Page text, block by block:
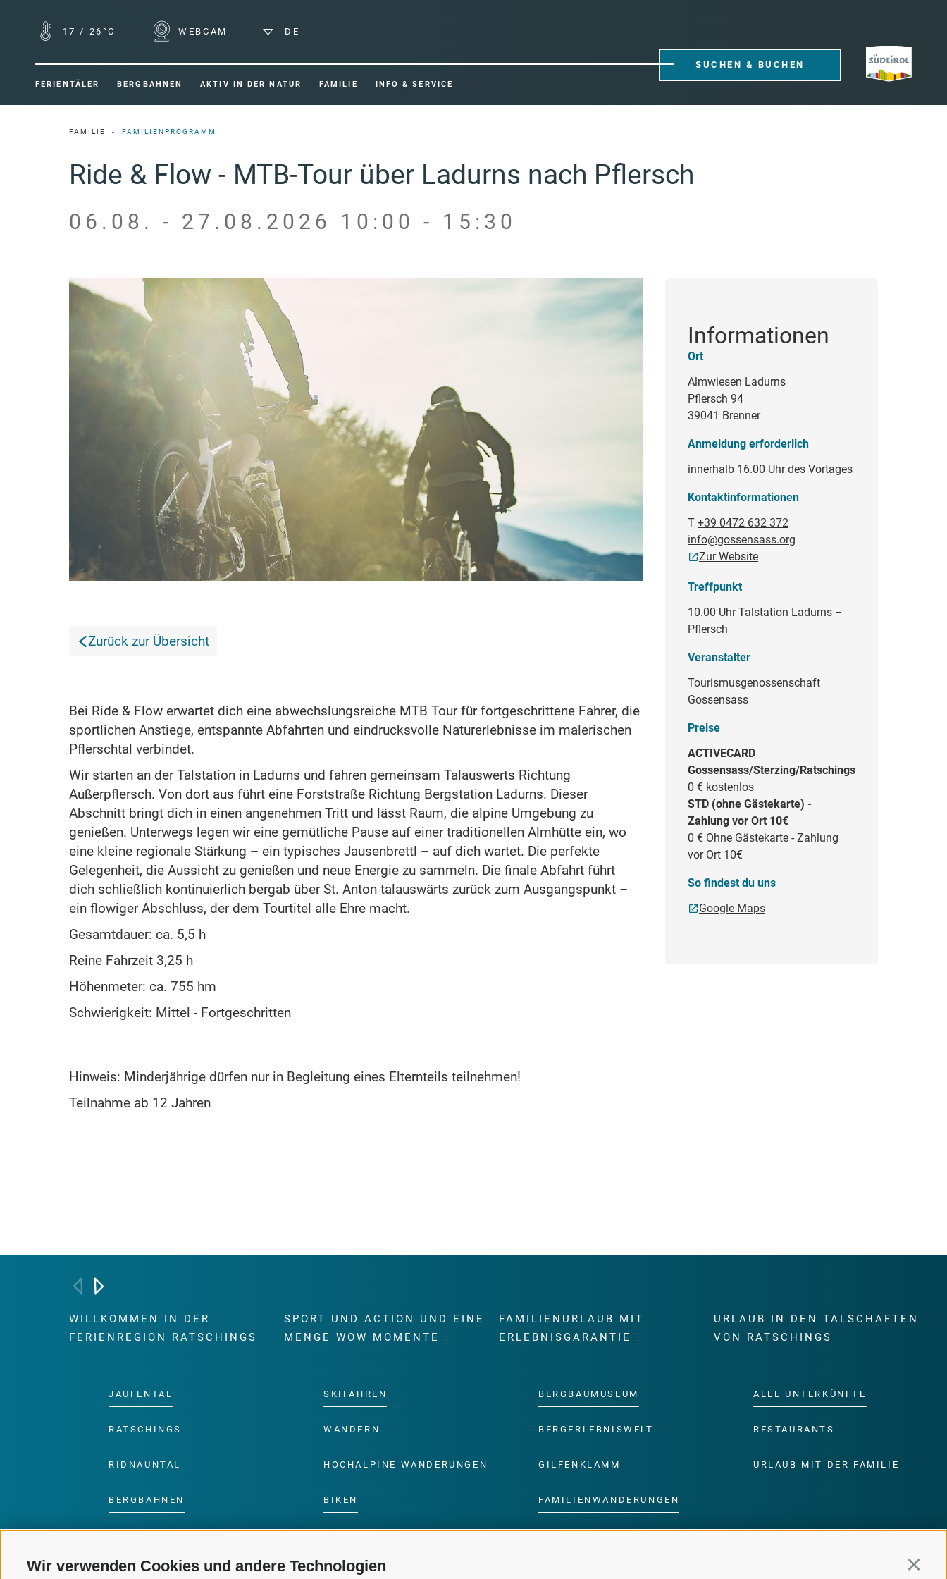
Wir verwenden Cookies und andere Technologien
17 / 26°C WEBCAM DE
FERIENTÄLER BERGBAHNEN AKTIV IN DER NATUR FAMILIE INFO & SERVICE
SUCHEN & BUCHEN
FAMILIE FAMILIENPROGRAMM
Ride & Flow - MTB-Tour über Ladurns nach Pflersch
06.08. - 27.08.2026 10:00 - 15:30
Zurück zur Übersicht
Bei Ride & Flow erwartet dich eine abwechslungsreiche MTB Tour für fortgeschrittene Fahrer, die
sportlichen Anstiege, entspannte Abfahrten und eindrucksvolle Naturerlebnisse im malerischen
Pflerschtal verbindet.
Wir starten an der Talstation in Ladurns und fahren gemeinsam Talauswerts Richtung
Außerpflersch. Von dort aus führt eine Forststraße Richtung Bergstation Ladurns. Dieser
Abschnitt bringt dich in einen angenehmen Tritt und lässt Raum, die alpine Umgebung zu
genießen. Unterwegs legen wir eine gemütliche Pause auf einer traditionellen Almhütte ein, wo
eine kleine regionale Stärkung – ein typisches Jausenbrettl – auf dich wartet. Die perfekte
Gelegenheit, die Aussicht zu genießen und neue Energie zu sammeln. Die finale Abfahrt führt
dich schließlich kontinuierlich bergab über St. Anton talauswärts zurück zum Ausgangspunkt –
ein flowiger Abschluss, der dem Tourtitel alle Ehre macht.
Gesamtdauer: ca. 5,5 h
Reine Fahrzeit 3,25 h
Höhenmeter: ca. 755 hm
Schwierigkeit: Mittel - Fortgeschritten
Hinweis: Minderjährige dürfen nur in Begleitung eines Elternteils teilnehmen!
Teilnahme ab 12 Jahren
Informationen
Ort
Almwiesen Ladurns
Pflersch 94
39041 Brenner
Anmeldung erforderlich
innerhalb 16.00 Uhr des Vortages
Kontaktinformationen
T +39 0472 632 372
info@gossensass.org
Zur Website
Treffpunkt
10.00 Uhr Talstation Ladurns –
Pflersch
Veranstalter
Tourismusgenossenschaft
Gossensass
Preise
ACTIVECARD
Gossensass/Sterzing/Ratschings
0 € kostenlos
STD (ohne Gästekarte) -
Zahlung vor Ort 10€
0 € Ohne Gästekarte - Zahlung
vor Ort 10€
So findest du uns
Google Maps
WILLKOMMEN IN DER
FERIENREGION RATSCHINGS
JAUFENTAL
RATSCHINGS
RIDNAUNTAL
BERGBAHNEN
LUISL'S SKISCHULE IN
SPORT UND ACTION UND EINE
MENGE WOW MOMENTE
SKIFAHREN
WANDERN
HOCHALPINE WANDERUNGEN
BIKEN
WASSER ERLEBEN
FAMILIENURLAUB MIT
ERLEBNISGARANTIE
BERGBAUMUSEUM
BERGERLEBNISWELT
GILFENKLAMM
FAMILIENWANDERUNGEN
URLAUB IN DEN TALSCHAFTEN
VON RATSCHINGS
ALLE UNTERKÜNFTE
RESTAURANTS
URLAUB MIT DER FAMILIE